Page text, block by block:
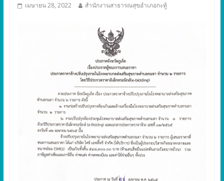
เมษายน 28, 2022 สำนักงานสาธารณสุขอำเภอกะทู้